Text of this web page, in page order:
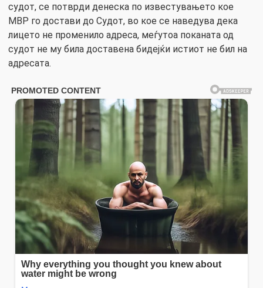
судот, се потврди денеска по известувањето кое
МВР го достави до Судот, во кое се наведува дека
лицето не променило адреса, меѓутоа поканата од
судот не му била доставена бидејќи истиот не бил на
адресата.